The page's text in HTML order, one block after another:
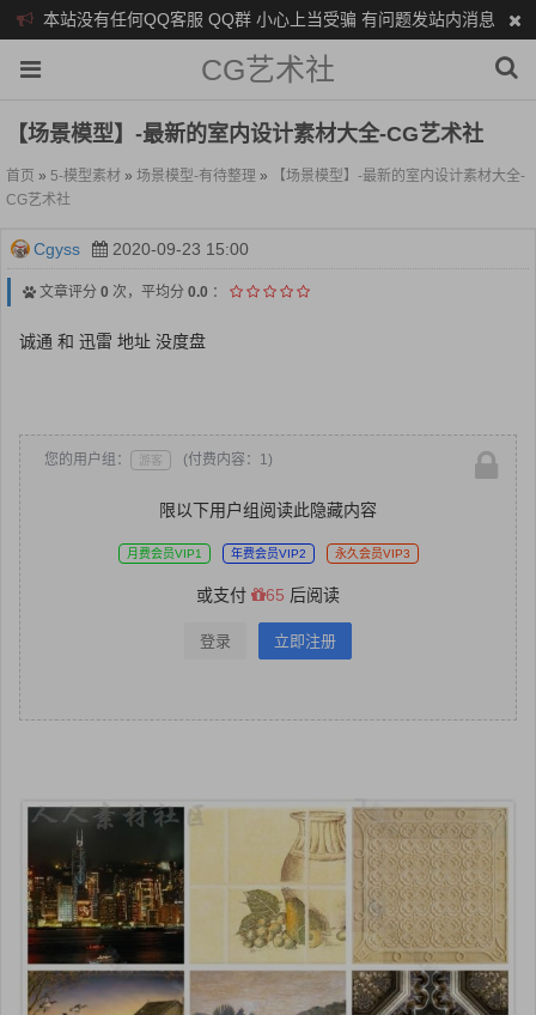
本站没有任何QQ客服 QQ群 小心上当受骗 有问题发站内消息
CG艺术社
【场景模型】-最新的室内设计素材大全-CG艺术社
首页 » 5-模型素材 » 场景模型-有待整理 »
【场景模型】-最新的室内设计素材大全-
CG艺术社
Cgyss 2020-09-23 15:00
文章评分 0 次，平均分 0.0 ：
诚通 和 迅雷 地址 没度盘
您的用户组： 游客 (付费内容：1)
限以下用户组阅读此隐藏内容
月费会员VIP1 年费会员VIP2 永久会员VIP3
或支付 65 后阅读
登录 立即注册